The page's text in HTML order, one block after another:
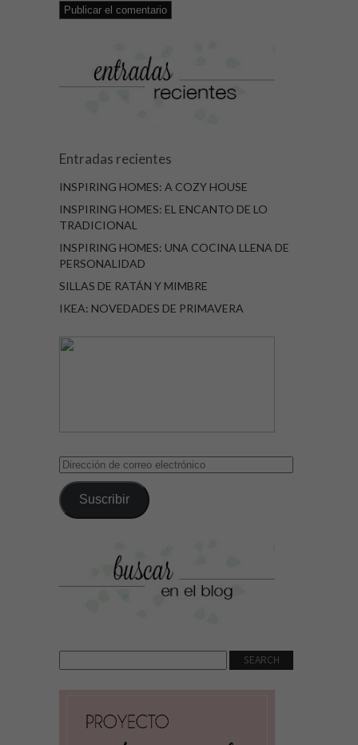
Entradas recientes
INSPIRING HOMES: A COZY HOUSE
INSPIRING HOMES: EL ENCANTO DE LO
TRADICIONAL
INSPIRING HOMES: UNA COCINA LLENA DE
PERSONALIDAD
SILLAS DE RATÁN Y MIMBRE
IKEA: NOVEDADES DE PRIMAVERA
Dirección
correo
electrónico
Suscribir